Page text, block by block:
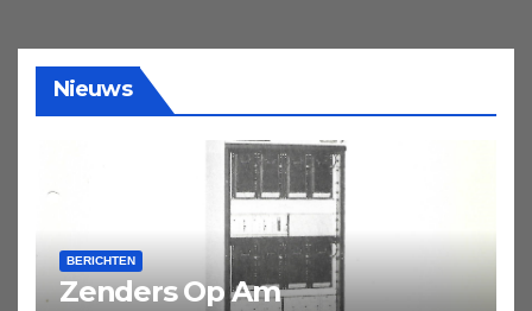
Nieuws
BERICHTEN
Zenders Op Am